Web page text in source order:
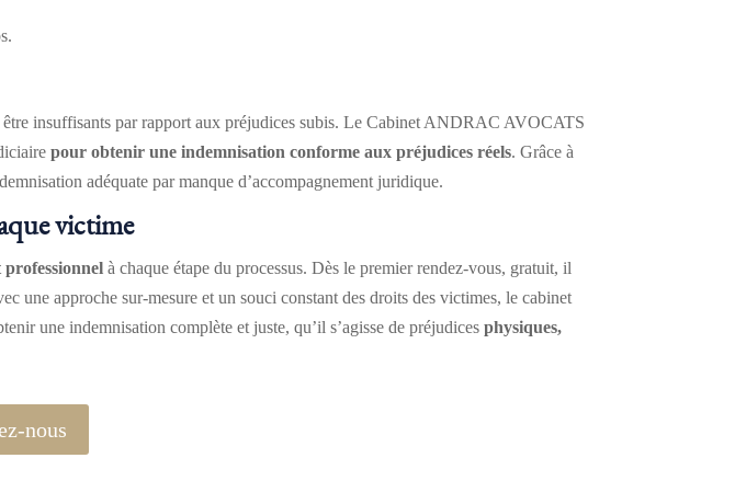
être insuffisants par rapport aux préjudices subis. Le Cabinet ANDRAC AVOCATS
pour obtenir une indemnisation conforme aux préjudices réels. Grâce à
adéquate par manque d’accompagnement juridique.
victime
professionnel à chaque étape du processus. Dès le premier rendez-vous, gratuit, il
une approche sur-mesure et un souci constant des droits des victimes, le cabinet
une indemnisation complète et juste, qu’il s’agisse de préjudicesphysiques,
nous